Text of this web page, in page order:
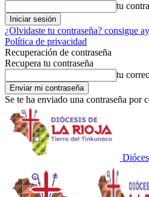
tu
¿Olvidaste tu contraseña? consigue
Política de privacidad
Recuperación de contraseña
Recupera tu contraseña
tu
Se te ha enviado una contraseña por